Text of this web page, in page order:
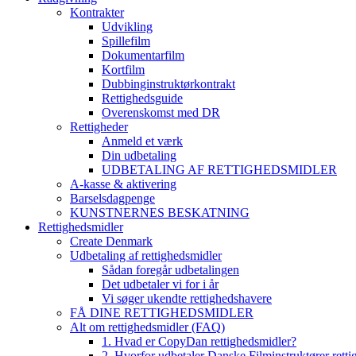
Kontrakter
Udvikling
Spillefilm
Dokumentarfilm
Kortfilm
Dubbinginstruktørkontrakt
Rettighedsguide
Overenskomst med DR
Rettigheder
Anmeld et værk
Din udbetaling
UDBETALING AF RETTIGHEDSMIDLER
A-kasse & aktivering
Barselsdagpenge
KUNSTNERNES BESKATNING
Rettighedsmidler
Create Denmark
Udbetaling af rettighedsmidler
Sådan foregår udbetalingen
Det udbetaler vi for i år
Vi søger ukendte rettighedshavere
FÅ DINE RETTIGHEDSMIDLER
Alt om rettighedsmidler (FAQ)
1. Hvad er CopyDan rettighedsmidler?